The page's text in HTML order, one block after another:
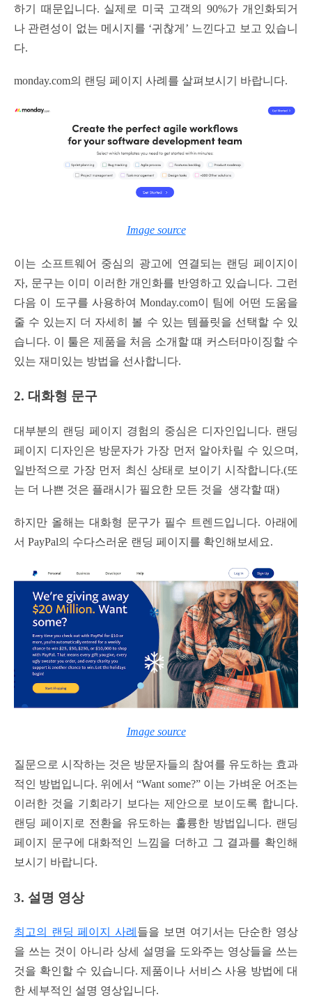
하기 때문입니다. 실제로 미국 고객의 90%가 개인화되거
나 관련성이 없는 메시지를 ‘귀찮게’ 느낀다고 보고 있습니
다.
monday.com의 랜딩 페이지 사례를 살펴보시기 바랍니다.
Image source
이는 소프트웨어 중심의 광고에 연결되는 랜딩 페이지이
자, 문구는 이미 이러한 개인화를 반영하고 있습니다. 그런
다음 이 도구를 사용하여 Monday.com이 팀에 어떤 도움을
줄 수 있는지 더 자세히 볼 수 있는 템플릿을 선택할 수 있
습니다. 이 툴은 제품을 처음 소개할 떄 커스터마이징할 수
있는 재미있는 방법을 선사합니다.
2. 대화형 문구
대부분의 랜딩 페이지 경험의 중심은 디자인입니다. 랜딩
페이지 디자인은 방문자가 가장 먼저 알아차릴 수 있으며,
일반적으로 가장 먼저 최신 상태로 보이기 시작합니다.(또
는 더 나쁜 것은 플래시가 필요한 모든 것을 생각할 때)
하지만 올해는 대화형 문구가 필수 트렌드입니다. 아래에
서 PayPal의 수다스러운 랜딩 페이지를 확인해보세요.
Image source
질문으로 시작하는 것은 방문자들의 참여를 유도하는 효과
적인 방법입니다. 위에서 “Want some?” 이는 가벼운 어조는
이러한 것을 기회라기 보다는 제안으로 보이도록 합니다.
랜딩 페이지로 전환을 유도하는 훌륭한 방법입니다. 랜딩
페이지 문구에 대화적인 느낌을 더하고 그 결과를 확인해
보시기 바랍니다.
3. 설명 영상
최고의 랜딩 페이지 사례 들을 보면 여기서는 단순한 영상
을 쓰는 것이 아니라 상세 설명을 도와주는 영상들을 쓰는
것을 확인할 수 있습니다. 제품이나 서비스 사용 방법에 대
한 세부적인 설명 영상입니다.